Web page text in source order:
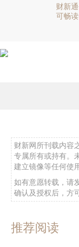
财新
可畅
财新网所刊载内容
专属所有或持有。
建立镜像等任何使用
如有意愿转载，请
确认及授权后，方
推荐阅读